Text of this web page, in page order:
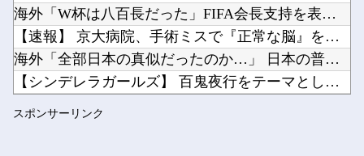
海外「W杯は八百長だった」FIFA会長支持を表明したサッカー...
【速報】 京大病院、手術ミスで『正常な脳』を摘出 → 患者は...
海外「全部日本の真似だったのか…」 日本の普通のテレビ番組が...
【シンデレラガールズ】 百鬼夜行をテーマとしたPOP UP ...
スポンサーリンク